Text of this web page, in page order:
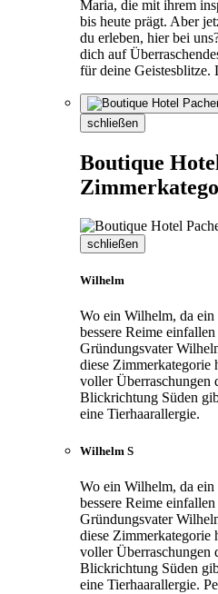
Maria, die mit ihrem
bis heute prägt. Aber
du erleben, hier bei
dich auf
für deine Geistesblitze.
schließen
Boutique
schließen
Wilhelm
Wo ein Wilhelm, da ein
bessere Reime
Gründungsvater
diese
voller Überraschungen
Blickrichtung Süden
eine Tierhaarallergie.
Wilhelm S
Wo ein Wilhelm, da ein
bessere Reime
Gründungsvater
diese
voller Überraschungen
Blickrichtung Süden
eine Tierhaarallergie.